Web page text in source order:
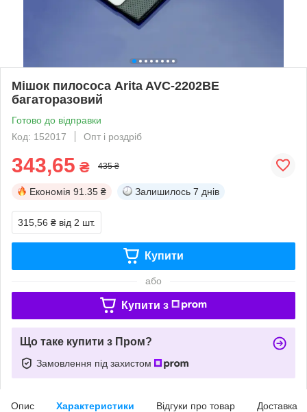
Мішок пилососа Arita AVC-2202BE
багаторазовий
Готово до відправки
Код: 152017
Опт і роздріб
343,65 ₴ 435 ₴
Економія 91.35 ₴ Залишилось 7 днів
315,56 ₴ від 2 шт.
Купити
або
Купити з
Що таке купити з Пром?
Замовлення під захистом
Опис Характеристики Відгуки про товар Доставка